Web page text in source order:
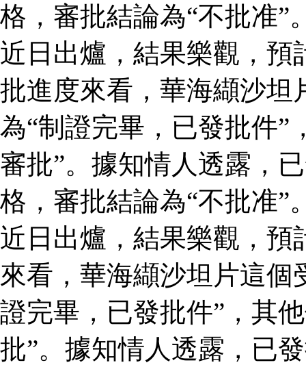
格，審批結論為“不批准”
近日出爐，結果樂觀，
批進度來看，華海纈沙坦
為“制證完畢，已發批件”
審批”。據知情人透露，
格，審批結論為“不批准”
近日出爐，結果樂觀，預
來看，華海纈沙坦片這個
證完畢，已發批件”，其
批”。據知情人透露，已